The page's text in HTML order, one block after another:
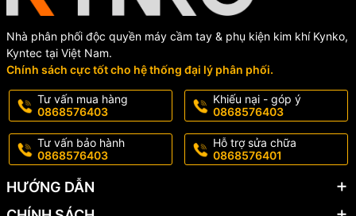
Nhà phân phối độc quyền máy cầm tay & phụ kiện kim khí Kynko,
Kyntec tại Việt Nam.
Chính sách cực tốt cho hệ thống đại lý phân phối.
Tư vấn mua hàng
0868576403
Khiếu nại - góp ý
0868576403
Tư vấn bảo hành
0868576403
Hỗ trợ sửa chữa
0868576401
HƯỚNG DẪN